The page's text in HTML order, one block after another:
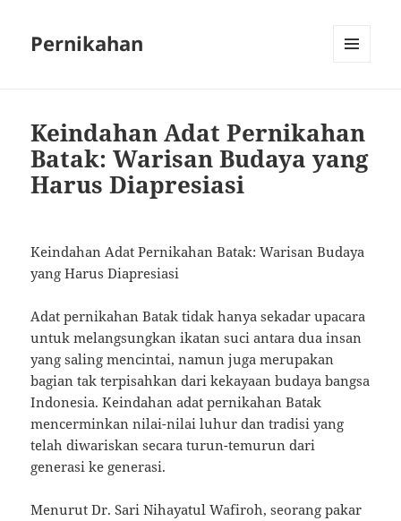
Pernikahan
Keindahan Adat Pernikahan
Batak: Warisan Budaya yang
Harus Diapresiasi
Keindahan Adat Pernikahan Batak: Warisan Budaya
yang Harus Diapresiasi
Adat pernikahan Batak tidak hanya sekadar upacara
untuk melangsungkan ikatan suci antara dua insan
yang saling mencintai, namun juga merupakan
bagian tak terpisahkan dari kekayaan budaya bangsa
Indonesia. Keindahan adat pernikahan Batak
mencerminkan nilai-nilai luhur dan tradisi yang
telah diwariskan secara turun-temurun dari
generasi ke generasi.
Menurut Dr. Sari Nihayatul Wafiroh, seorang pakar